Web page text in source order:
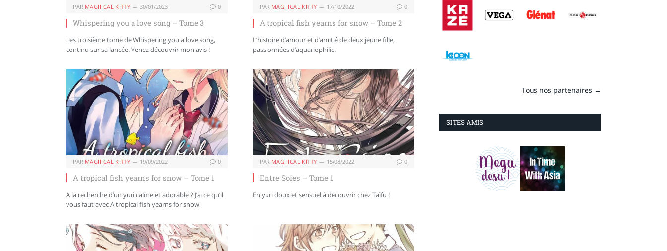
PAR MAGIIICAL KITTY 30/01/2023 0
Whispering you a love song – Tome 3
Les troisième tome de Whispering you a love song,
continu sur sa lancée. Venez découvrir mon avis !
PAR MAGIIICAL KITTY 17/10/2022 0
A tropical fish yearns for snow – Tome 2
L’histoire d’amour et d’amitié de deux jeune fille,
passionnées d’aquariophilie.
PAR MAGIIICAL KITTY 19/09/2022 0
A tropical fish yearns for snow – Tome 1
A la recherche d’un yuri calme et adorable ? J’ai ce qu’il
vous faut avec A tropical fish yearns for snow.
PAR MAGIIICAL KITTY 15/08/2022 0
Entre Soies – Tome 1
En yuri doux et sensuel à découvrir chez Taïfu !
Tous nos partenaires →
SITES AMIS